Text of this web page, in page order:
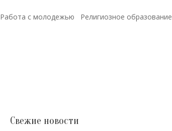
Работа с молодежью
Религиозное образование
Свежие новости